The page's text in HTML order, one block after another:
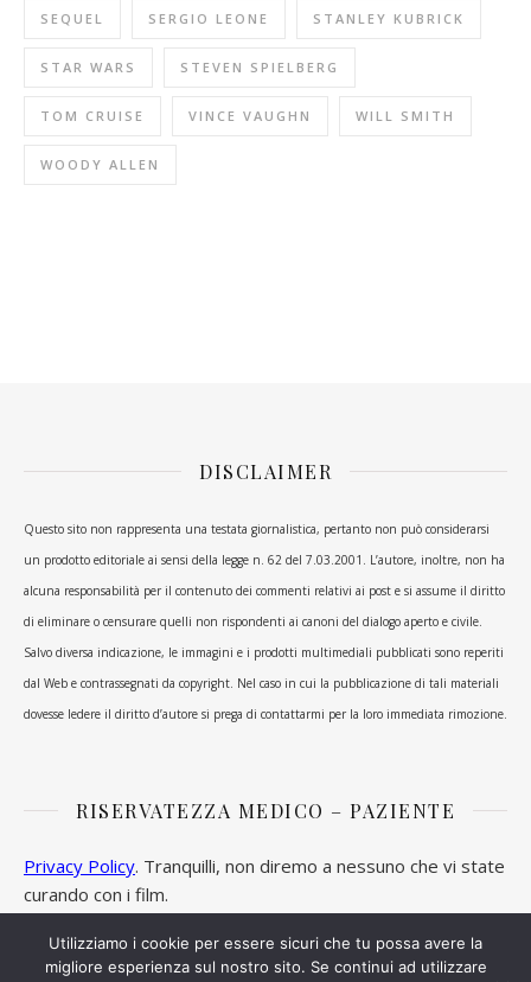
SEQUEL SERGIO LEONE STANLEY KUBRICK
STAR WARS STEVEN SPIELBERG
TOM CRUISE VINCE VAUGHN WILL SMITH
WOODY ALLEN
DISCLAIMER
Questo sito non rappresenta una testata giornalistica, pertanto non può considerarsi
un prodotto editoriale ai sensi della legge n. 62 del 7.03.2001. L’autore, inoltre, non ha
alcuna responsabilità per il contenuto dei commenti relativi ai post e si assume il diritto
di eliminare o censurare quelli non rispondenti ai canoni del dialogo aperto e civile.
Salvo diversa indicazione, le immagini e i prodotti multimediali pubblicati sono reperiti
dal Web e contrassegnati da copyright. Nel caso in cui la pubblicazione di tali materiali
dovesse ledere il diritto d’autore si prega di contattarmi per la loro immediata rimozione.
RISERVATEZZA MEDICO – PAZIENTE
Privacy Policy. Tranquilli, non diremo a nessuno che vi state
curando con i film.
Utilizziamo i cookie per essere sicuri che tu possa avere la
migliore esperienza sul nostro sito. Se continui ad utilizzare